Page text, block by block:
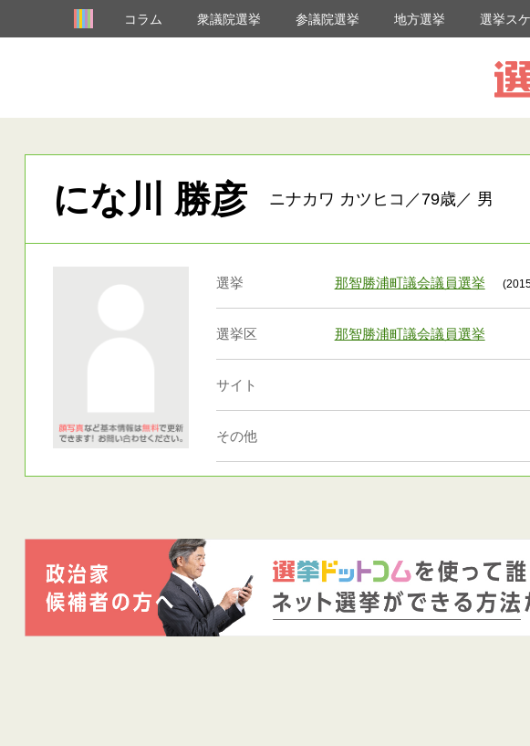
コラム 衆議院選挙 参議院選挙 地方選挙 選挙ス
にな川 勝彦 ニナカワ カツヒコ／79歳／ 男
選挙 那智勝浦町議会議員選挙
選挙区 那智勝浦町議会議員選挙
サイト
その他